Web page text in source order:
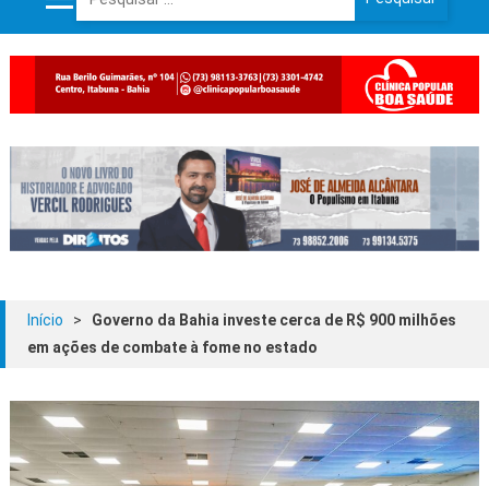
Início >
Governo da Bahia investe cerca de R$ 900 milhões
em ações de combate à fome no estado